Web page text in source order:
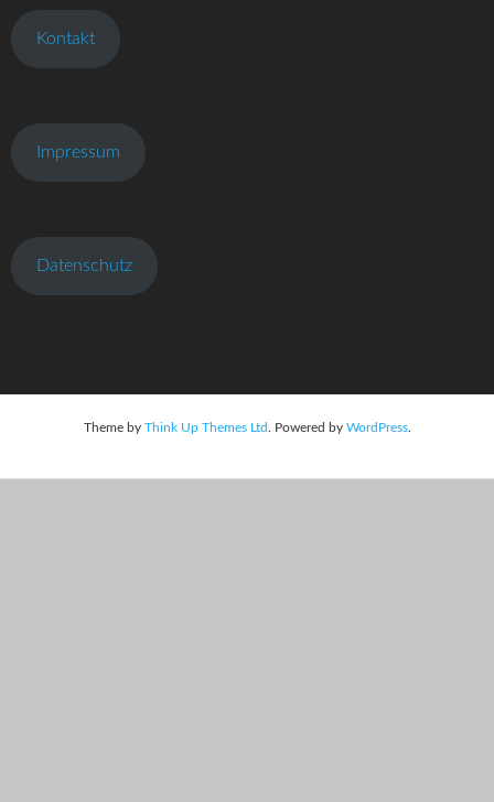
Kontakt
Impressum
Datenschutz
Theme by Think Up Themes Ltd . Powered by WordPress.